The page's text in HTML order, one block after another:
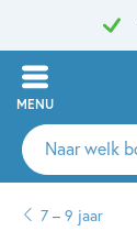
MENU
Zoeken
naar
auteurs
7 – 9 jaar